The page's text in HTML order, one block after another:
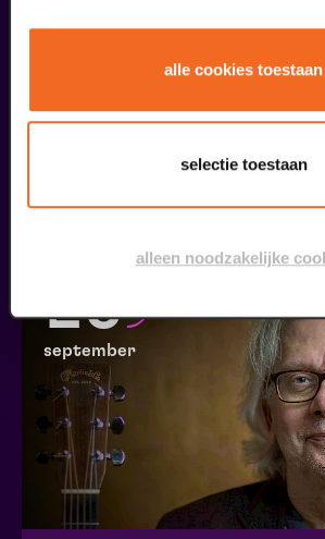
alle cookies toestaan
selectie toestaan
alleen noodzakelijke
Coming On Strong
20
september